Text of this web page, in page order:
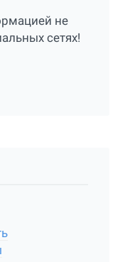
не
сетях!